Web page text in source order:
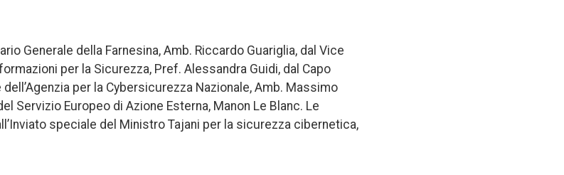
Generale della Farnesina, Amb. Riccardo Guariglia, dal Vice
per la Sicurezza, Pref. Alessandra Guidi, dal Capo
per la Cybersicurezza Nazionale, Amb. Massimo
Servizio Europeo di Azione Esterna, Manon Le Blanc. Le
speciale del Ministro Tajani per la sicurezza cibernetica,